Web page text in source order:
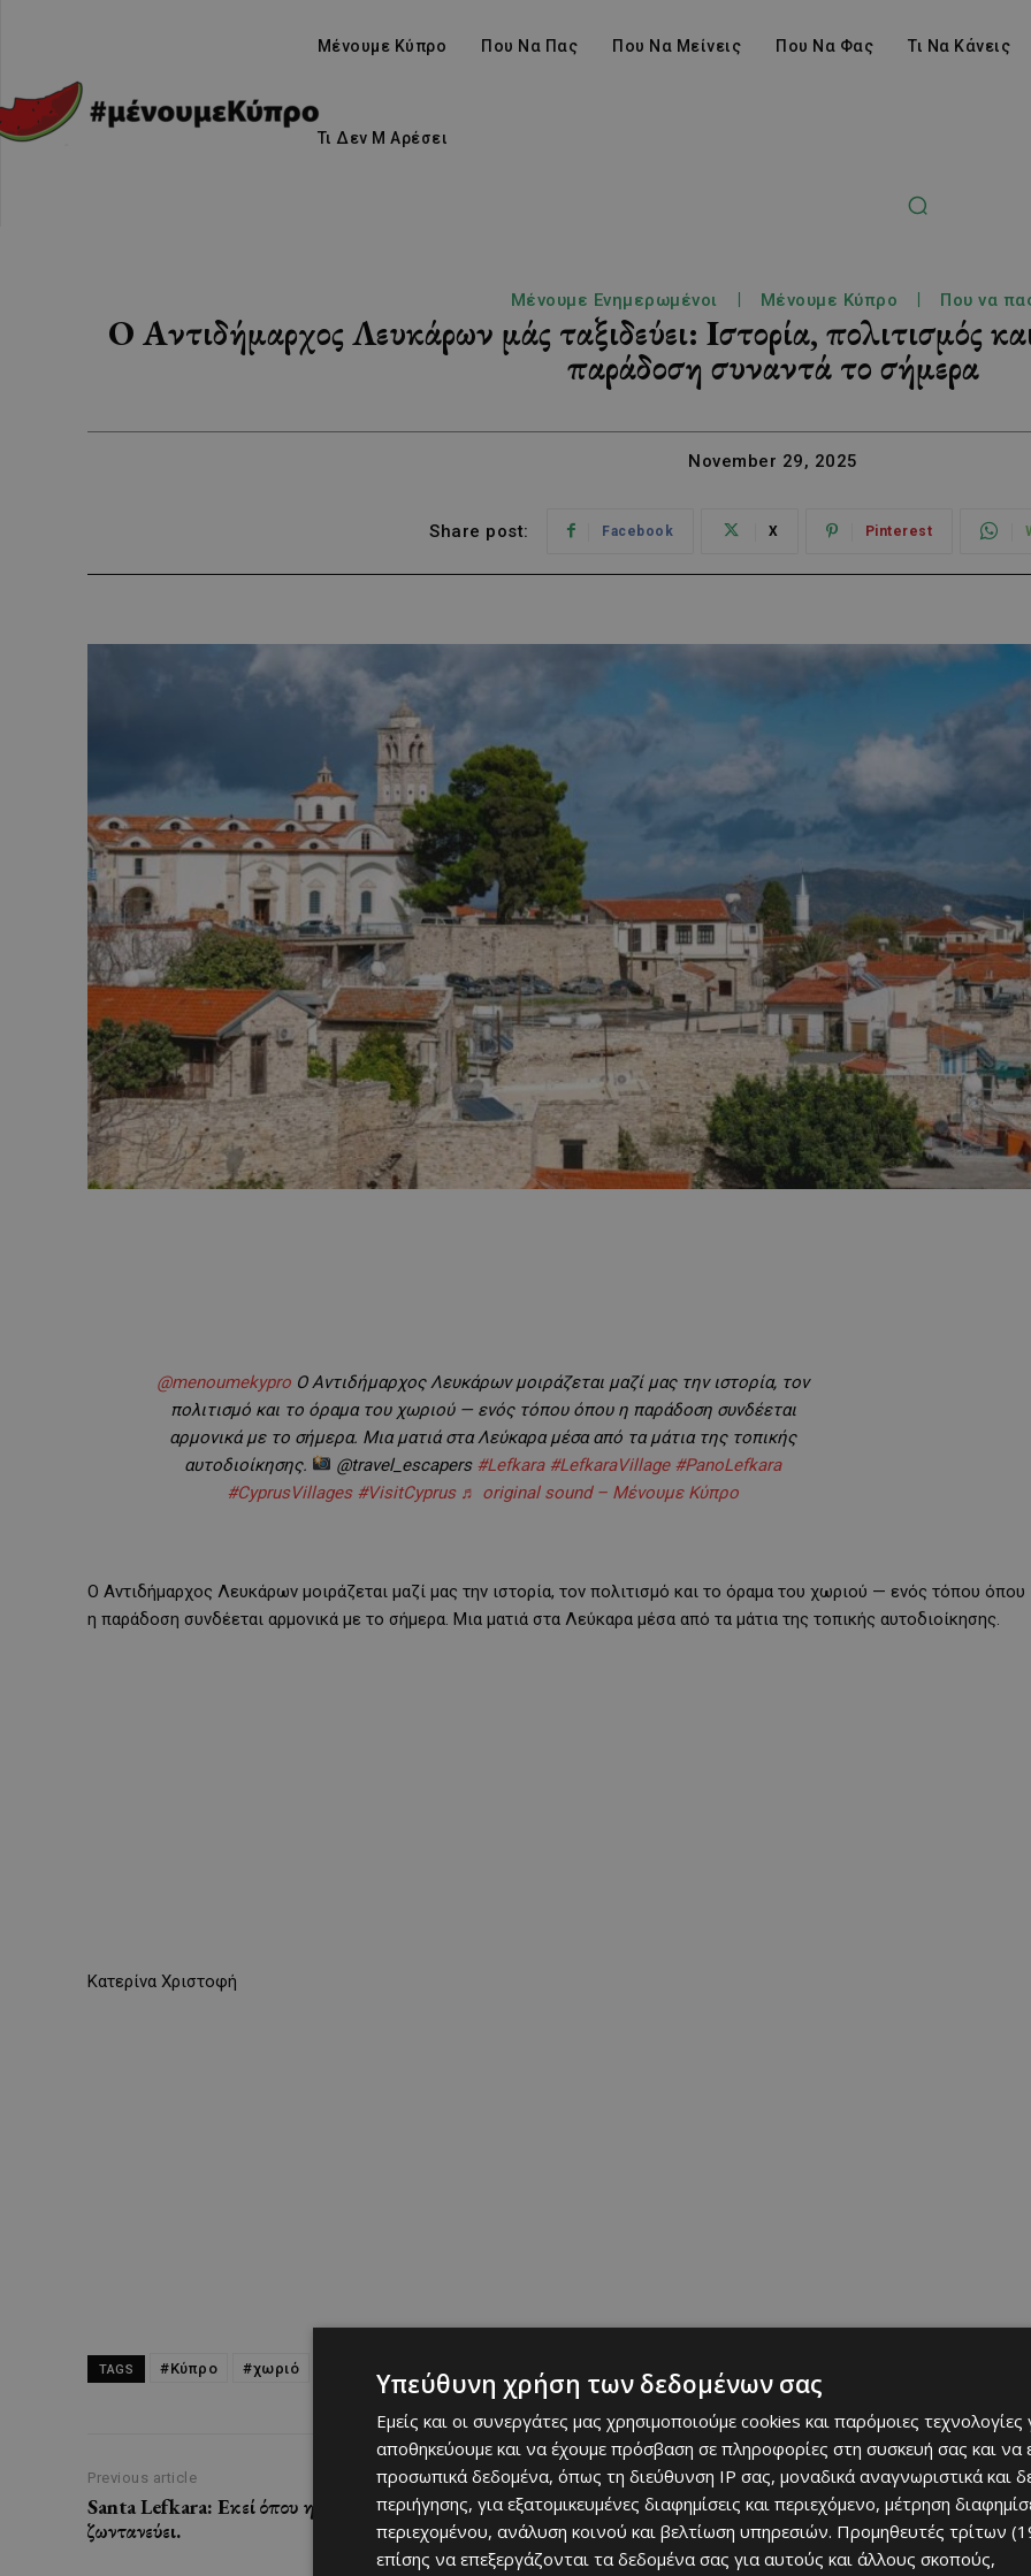
Μένουμε Κύπρο Που Να Πας Που Να Μείνεις Που Να Φας Τι Να Κάνεις
Τι Δεν Μ Αρέσει
Μένουμε Ενημερωμένοι Μένουμε Κύπρο Που να
Ο Αντιδήμαρχος Λευκάρων μάς ταξιδεύει: Ιστορία, πολιτισμός
παράδοση συναντά το σήμερα
November 29, 2025
Share post: Facebook X Pinterest
@menoumekypro Ο Αντιδήμαρχος Λευκάρων μοιράζεται μαζί μας την ιστορία, τον
πολιτισμό και το όραμα του χωριού — ενός τόπου όπου η παράδοση συνδέεται
αρμονικά με το σήμερα. Μια ματιά στα Λεύκαρα μέσα από τα μάτια της τοπικής
αυτοδιοίκησης.
@travel_escapers #Lefkara #LefkaraVillage #PanoLefkara
#CyprusVillages #VisitCyprus ♬ original sound – Μένουμε Κύπρο
Ο Αντιδήμαρχος Λευκάρων μοιράζεται μαζί μας την ιστορία, τον πολιτισμό και το όραμα του χωριού — ενός τόπου όπου
η παράδοση συνδέεται αρμονικά με το σήμερα. Μια ματιά στα Λεύκαρα μέσα από τα μάτια της τοπικής αυτοδιοίκησης.
Κατερίνα Χριστοφή
TAGS #Κύπρο #χωριό
Previous article
Santa Lefkara: Εκεί όπου η μαγεία των Χριστουγέννων
ζωντανεύει.
Next article
H Ευθυμούλα Χατζηχαραλάμπους & Έλλη
Νικολαΐδου μοιράζονται την προσωπική τους ιστορία
Υπεύθυνη χρήση των δεδομένων σας
Εμείς και οι συνεργάτες μας χρησιμοποιούμε cookies και παρόμοιες τεχνολογίες
αποθηκεύουμε και να έχουμε πρόσβαση σε πληροφορίες στη συσκευή σας και να
προσωπικά δεδομένα, όπως τη διεύθυνση IP σας, μοναδικά αναγνωριστικά και
περιήγησης, για εξατομικευμένες διαφημίσεις και περιεχόμενο, μέτρηση
περιεχομένου, ανάλυση κοινού και βελτίωση υπηρεσιών. Προμηθευτές τρίτων
επίσης να επεξεργάζονται τα δεδομένα σας για αυτούς και άλλους σκοπούς,